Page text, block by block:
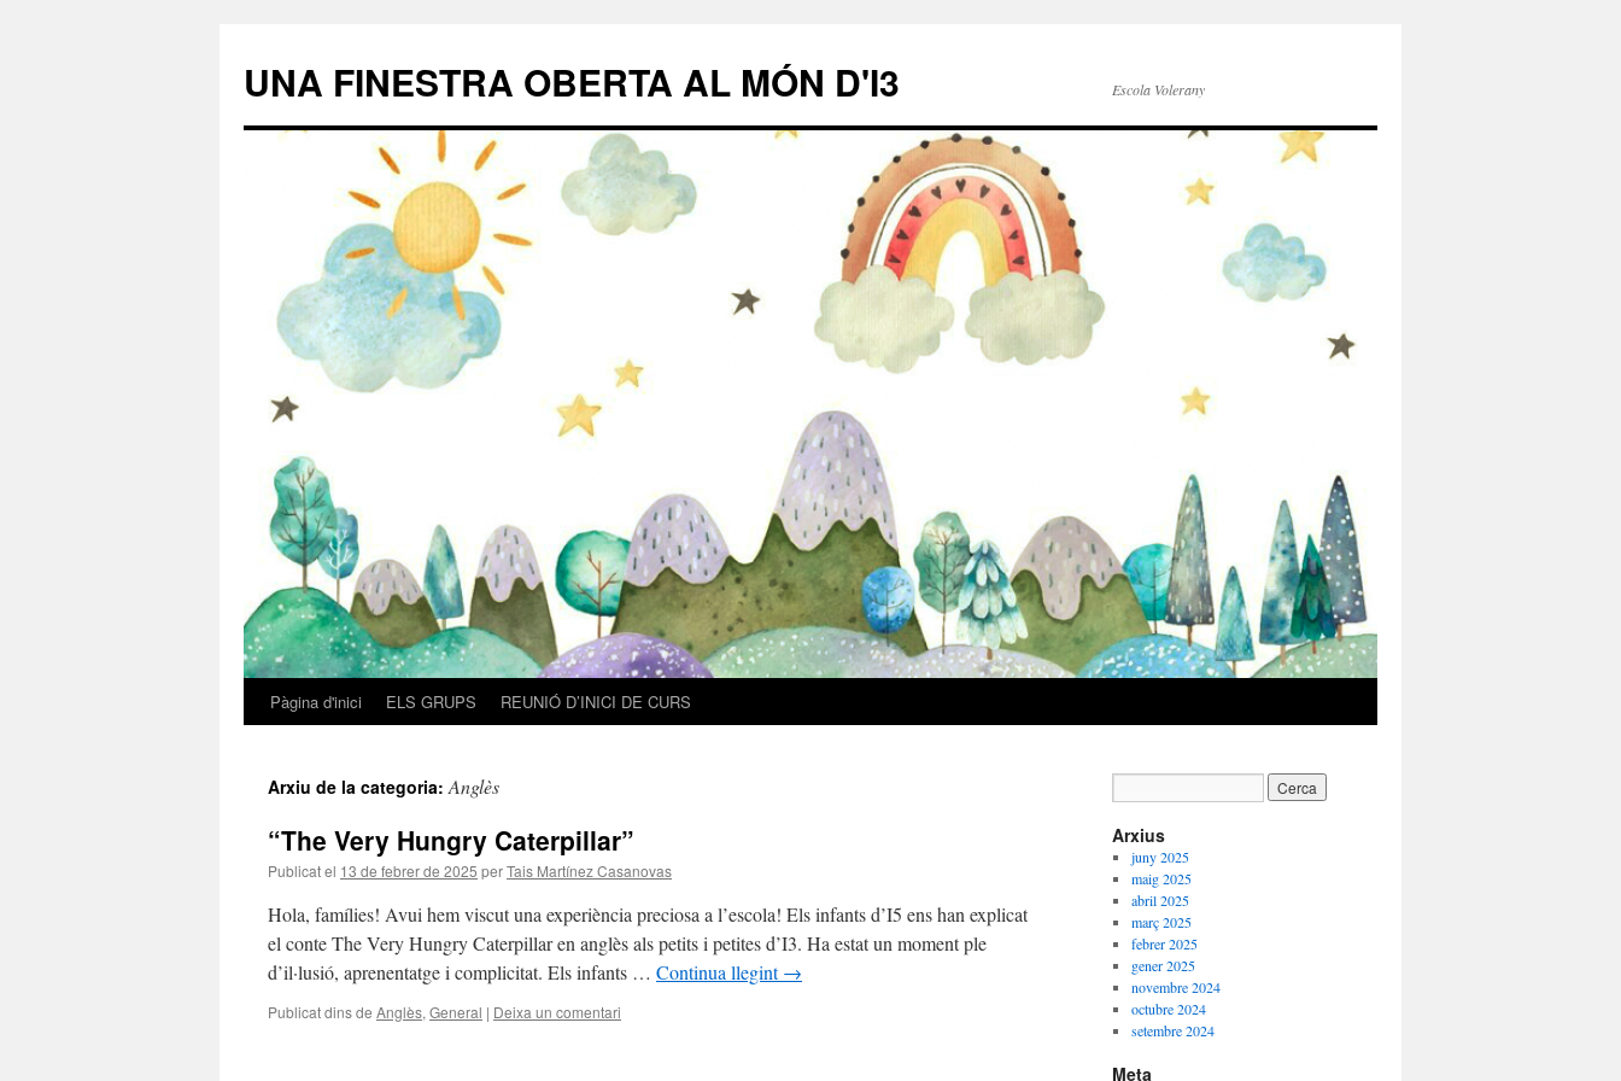
UNA FINESTRA OBERTA AL MÓN D'I3 Escola Volerany
Vés
contingut
Pàgina d'inici ELS GRUPS REUNIÓ D’INICI DE CURS
Arxiu de la categoria:Anglès
“The Very Hungry Caterpillar”
Publicat el 13 de febrer de 2025 perTais Martínez Casanovas
Hola, famílies! Avui hem viscut una experiència preciosa a l’escola! Els infants d’I5 ens han explicat
el conte The Very Hungry Caterpillar en anglès als petits i petites d’I3. Ha estat un moment ple
d’il·lusió, aprenentatge i complicitat. Els infants … Continua llegint→
Publicat dins de Anglès, General | Deixa un comentari
Arxius
juny 2025
maig 2025
abril 2025
març 2025
febrer 2025
gener 2025
novembre 2024
octubre 2024
setembre 2024
Meta